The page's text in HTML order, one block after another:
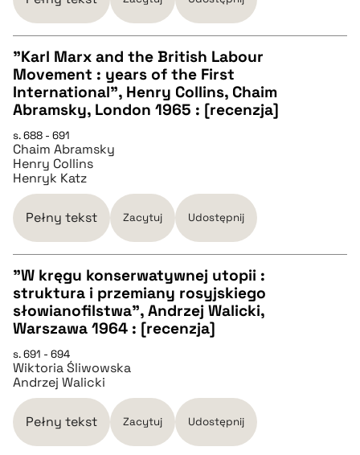
pobierz cytat
CZYSTY TEKST
pobierz cytat
BIBTEX
pobierz cytat
"Karl Marx and the British Labour
Movement : years of the First
International", Henry Collins, Chaim
Abramsky, London 1965 : [recenzja]
s. 688 - 691
Chaim Abramsky
Henry Collins
Henryk Katz
Pełny tekst Zacytuj Udostępnij
CZYSTY TEKST
pobierz cytat
BIBTEX
pobierz cytat
"W kręgu konserwatywnej utopii :
struktura i przemiany rosyjskiego
słowianofilstwa", Andrzej Walicki,
Warszawa 1964 : [recenzja]
s. 691 - 694
Wiktoria Śliwowska
Andrzej Walicki
Pełny tekst Zacytuj Udostępnij